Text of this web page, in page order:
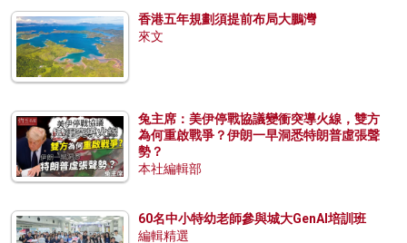
香港五年規劃須提前布局大鵬灣
來文
兔主席：美伊停戰協議變衝突導火線，雙方
為何重啟戰爭？伊朗一早洞悉特朗普虛張聲
勢？
本社編輯部
60名中小特幼老師參與城大GenAI培訓班
編輯精選